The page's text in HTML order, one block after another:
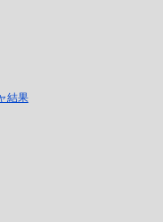
結果